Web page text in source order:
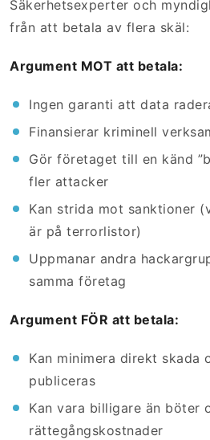
Säkerhetsexperter och
från att betala av flera skäl:
Argument MOT att betala:
Ingen garanti att data
Finansierar kriminell
Gör företaget till en känd
fler attacker
Kan strida mot sanktioner
är på terrorlistor)
Uppmanar andra
samma företag
Argument FÖR att betala:
Kan minimera direkt skada
publiceras
Kan vara billigare än böter
rättegångskostnader